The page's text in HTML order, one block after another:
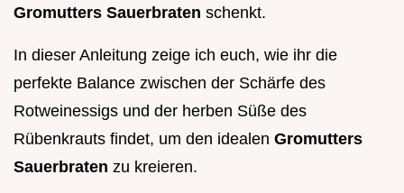
Gromutters Sauerbraten schenkt.
In dieser Anleitung zeige ich euch, wie ihr die
perfekte Balance zwischen der Schärfe des
Rotweinessigs und der herben Süße des
Rübenkrauts findet, um den idealen Gromutters
Sauerbraten zu kreieren.